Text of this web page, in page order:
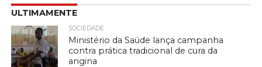
ULTIMAMENTE
SOCIEDADE
Ministério da Saúde lança campanha
contra prática tradicional de cura da
angina